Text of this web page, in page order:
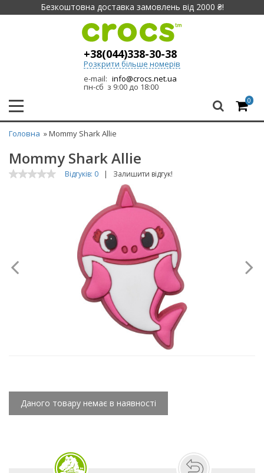
Безкоштовна доставка замовлень від 2000 ₴!
+38(044)338-30-38
Розкрити більше номерів
e-mail: info@crocs.net.ua
пн-сб з 9:00 до 18:00
0
Головна » Mommy Shark Allie
Mommy Shark Allie
Відгуків: 0 | Залишити відгук!
Даного товару немає в наявності